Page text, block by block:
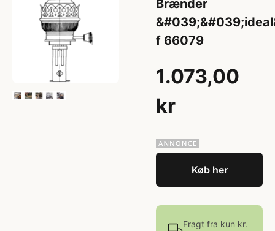
Brænder
f 66079
1.073,00
kr
Køb her
Fragt fra kun kr.